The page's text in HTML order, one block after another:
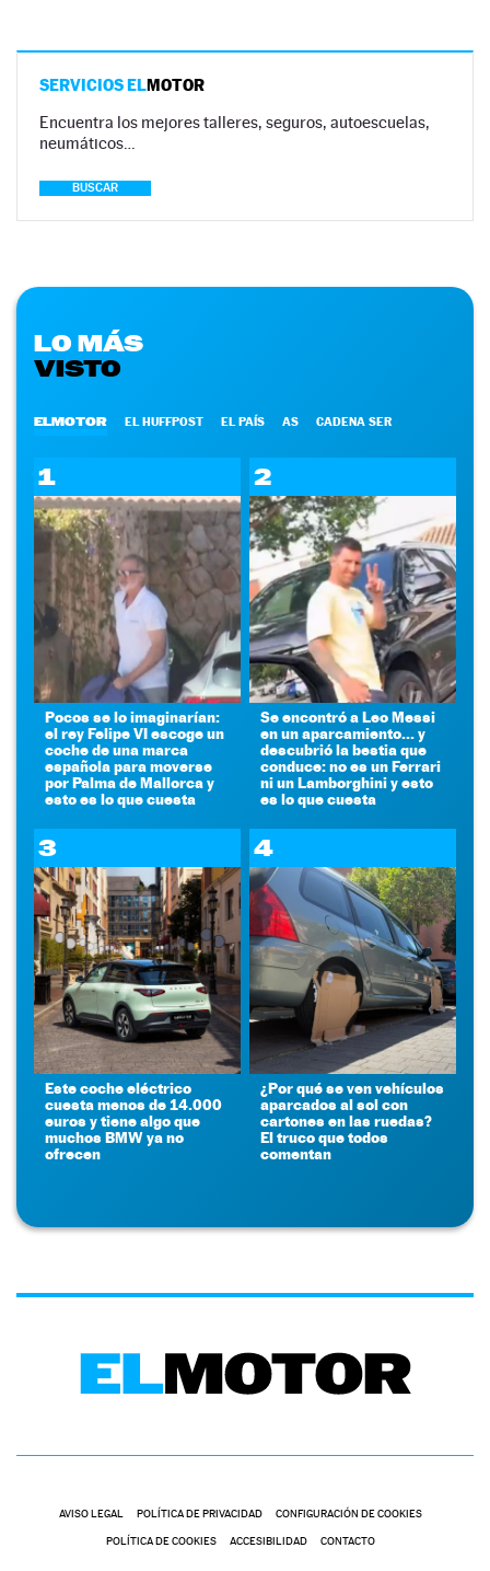
SERVICIOS ELMOTOR
Encuentra los mejores talleres, seguros, autoescuelas,
neumáticos…
BUSCAR
LO MÁS
VISTO
ELMOTOR EL HUFFPOST EL PAÍS AS CADENA SER
1
Pocos se lo imaginarían:
el rey Felipe VI escoge un
coche de una marca
española para moverse
por Palma de Mallorca y
esto es lo que cuesta
2
Se encontró a Leo Messi
en un aparcamiento... y
descubrió la bestia que
conduce: no es un Ferrari
ni un Lamborghini y esto
es lo que cuesta
3
Este coche eléctrico
cuesta menos de 14.000
euros y tiene algo que
muchos BMW ya no
ofrecen
4
¿Por qué se ven vehículos
aparcados al sol con
cartones en las ruedas?
El truco que todos
comentan
AVISO LEGAL POLÍTICA DE PRIVACIDAD CONFIGURACIÓN DE COOKIES
POLÍTICA DE COOKIES ACCESIBILIDAD CONTACTO